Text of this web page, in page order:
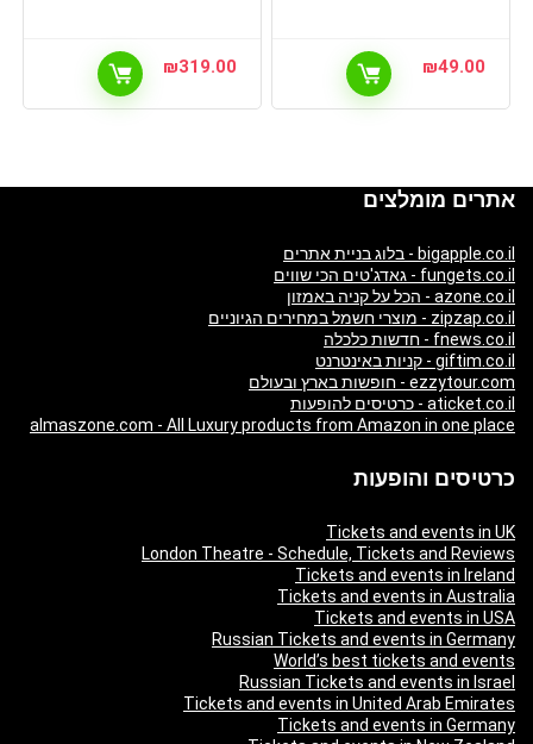
₪49.00
₪319.00
אתרים מומלצים
bigapple.co.il - בלוג בניית אתרים
fungets.co.il - גאדג'טים הכי שווים
azone.co.il - הכל על קניה באמזון
zipzap.co.il - מוצרי חשמל במחירים הגיוניים
fnews.co.il - חדשות כלכלה
giftim.co.il - קניות באינטרנט
ezzytour.com - חופשות בארץ ובעולם
aticket.co.il - כרטיסים להופעות
almaszone.com - All Luxury products from Amazon in one place
כרטיסים והופעות
Tickets and events in UK
London Theatre - Schedule, Tickets and Reviews
Tickets and events in Ireland
Tickets and events in Australia
Tickets and events in USA
Russian Tickets and events in Germany
World’s best tickets and events
Russian Tickets and events in Israel
Tickets and events in United Arab Emirates
Tickets and events in Germany